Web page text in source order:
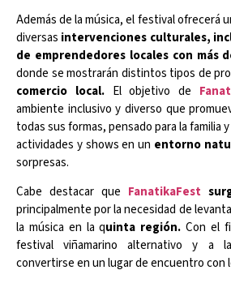
Además de la música, el festival ofrecerá
diversas intervenciones culturales,
de emprendedores locales con más
donde se mostrarán distintos tipos de
comercio local.El objetivo de
ambiente inclusivo y diverso que
todas sus formas, pensado para la familia
actividades y shows en un entorno
sorpresas.
Cabe destacar que FanatikaFest
principalmente por la necesidad de
la música en la quinta región. Con el
festival viñamarino alternativo y a
convertirse en un lugar de encuentro con